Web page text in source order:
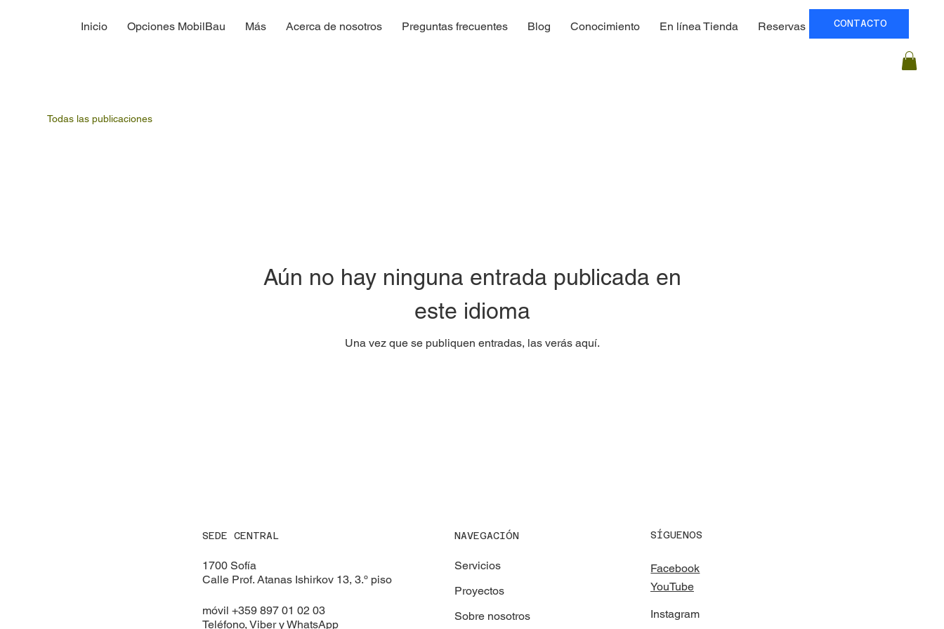
Inicio Opciones MobilBau Más Acerca de nosotros Preguntas frecuentes Blog Conocimiento En línea Tienda Reservas Precios
CONTACTO
Todas las publicaciones
Aún no hay ninguna entrada publicada en
este idioma
Una vez que se publiquen entradas, las verás aquí.
SEDE CENTRAL
1700 Sofía
Calle Prof. Atanas Ishirkov 13, 3.º piso
móvil +359 897 01 02 03
Teléfono, Viber y WhatsApp
NAVEGACIÓN
Servicios
Proyectos
Sobre nosotros
SÍGUENOS
Facebook
YouTube
Instagram